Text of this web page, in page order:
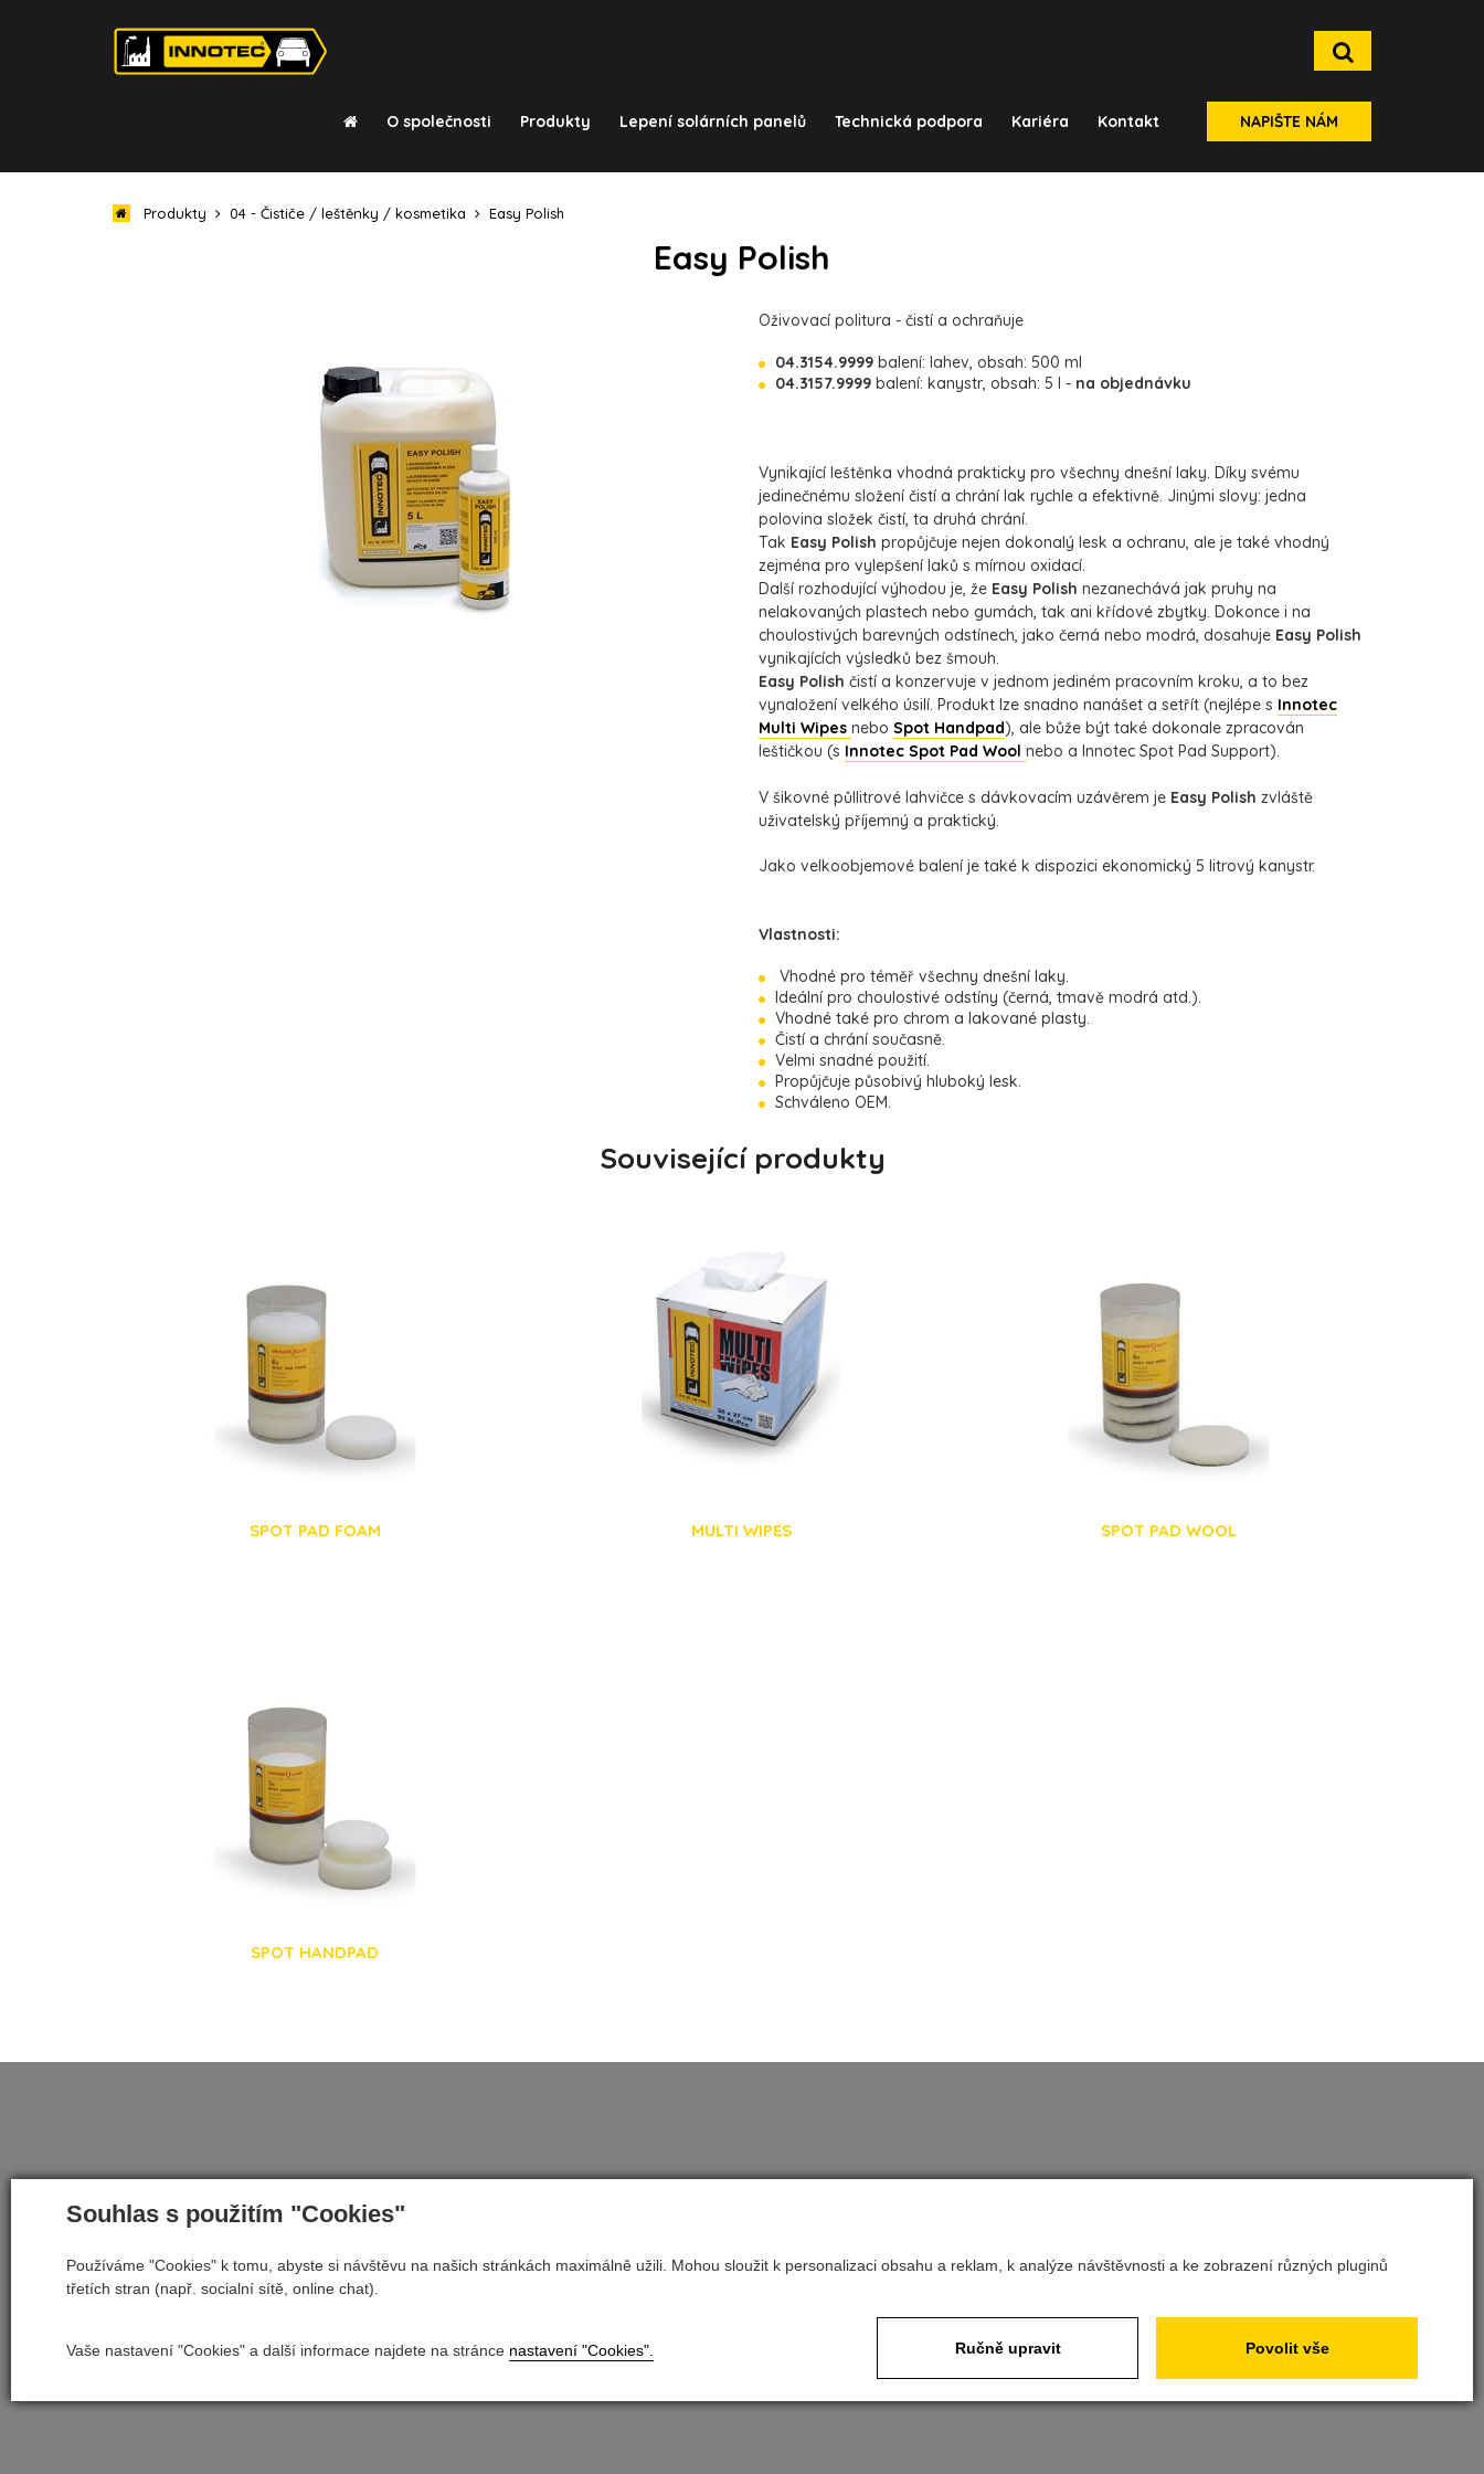
Souhlas s použitím "Cookies"
Používáme "Cookies" k tomu, abyste si návštěvu na našich stránkách maximálně užili. Mohou sloužit k personalizaci obsahu a reklam, k analýze návštěvnosti a ke zobrazení různých pluginů
třetích stran (např. socialní sítě, online chat).
Vaše nastavení "Cookies" a další informace najdete na stránce nastavení "Cookies". Ručně upravit Povolit vše
O společnosti Produkty Lepení solárních panelů Technická podpora Kariéra Kontakt NAPIŠTE NÁM
Produkty 04 - Čističe / leštěnky / kosmetika Easy Polish
Easy Polish
Oživovací politura - čistí a ochraňuje
04.3154.9999 balení: lahev, obsah: 500 ml
04.3157.9999 balení: kanystr, obsah: 5 l - na objednávku
Vynikající leštěnka vhodná prakticky pro všechny dnešní laky. Díky svému
jedinečnému složení čistí a chrání lak rychle a efektivně. Jinými slovy: jedna
polovina složek čistí, ta druhá chrání.
Tak Easy Polish propůjčuje nejen dokonalý lesk a ochranu, ale je také vhodný
zejména pro vylepšení laků s mírnou oxidací.
Další rozhodující výhodou je, že Easy Polish nezanechává jak pruhy na
nelakovaných plastech nebo gumách, tak ani křídové zbytky. Dokonce i na
choulostivých barevných odstínech, jako černá nebo modrá, dosahuje Easy Polish
vynikajících výsledků bez šmouh.
Easy Polish čistí a konzervuje v jednom jediném pracovním kroku, a to bez
vynaložení velkého úsilí. Produkt lze snadno nanášet a setřít (nejlépe s Innotec
Multi Wipes nebo Spot Handpad), ale bůže být také dokonale zpracován
leštičkou (s Innotec Spot Pad Wool nebo a Innotec Spot Pad Support).
V šikovné půllitrové lahvičce s dávkovacím uzávěrem je Easy Polish zvláště
uživatelský příjemný a praktický.
Jako velkoobjemové balení je také k dispozici ekonomický 5 litrový kanystr.
Vlastnosti:
Vhodné pro téměř všechny dnešní laky.
Ideální pro choulostivé odstíny (černá, tmavě modrá atd.).
Vhodné také pro chrom a lakované plasty.
Čistí a chrání současně.
Velmi snadné použití.
Propůjčuje působivý hluboký lesk.
Schváleno OEM.
Související produkty
SPOT PAD FOAM MULTI WIPES SPOT PAD WOOL
SPOT HANDPAD
Nastavit cookies